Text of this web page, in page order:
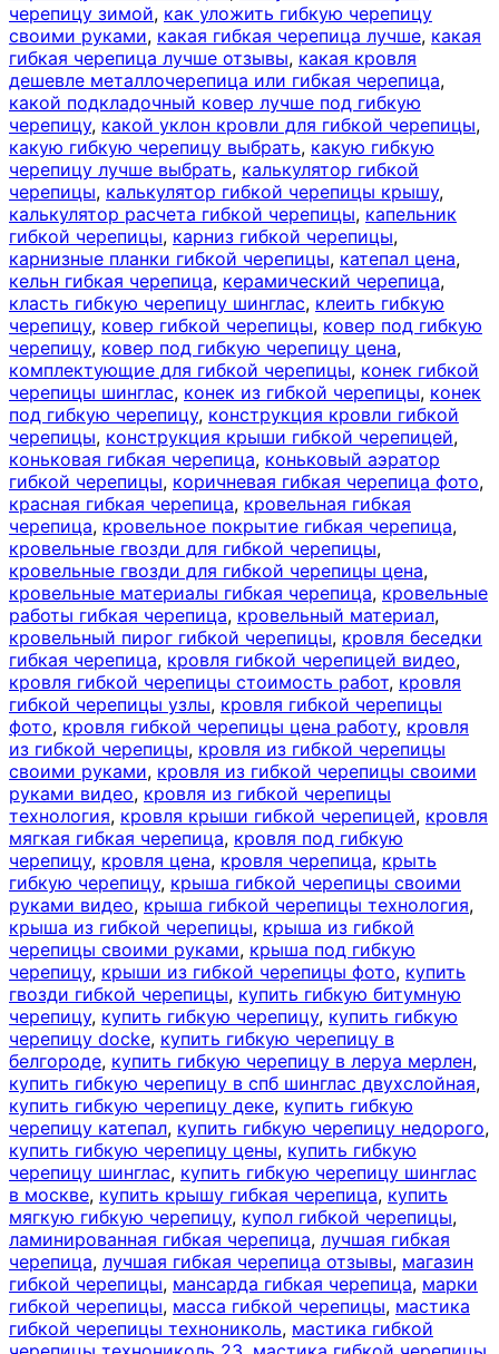
черепицу зимой, как уложить гибкую черепицу
своими руками, какая гибкая черепица лучше, какая
гибкая черепица лучше отзывы, какая кровля
дешевле металлочерепица или гибкая черепица,
какой подкладочный ковер лучше под гибкую
черепицу, какой уклон кровли для гибкой черепицы,
какую гибкую черепицу выбрать, какую гибкую
черепицу лучше выбрать, калькулятор гибкой
черепицы, калькулятор гибкой черепицы крышу,
калькулятор расчета гибкой черепицы, капельник
гибкой черепицы, карниз гибкой черепицы,
карнизные планки гибкой черепицы, катепал цена,
кельн гибкая черепица, керамический черепица,
класть гибкую черепицу шинглас, клеить гибкую
черепицу, ковер гибкой черепицы, ковер под гибкую
черепицу, ковер под гибкую черепицу цена,
комплектующие для гибкой черепицы, конек гибкой
черепицы шинглас, конек из гибкой черепицы, конек
под гибкую черепицу, конструкция кровли гибкой
черепицы, конструкция крыши гибкой черепицей,
коньковая гибкая черепица, коньковый аэратор
гибкой черепицы, коричневая гибкая черепица фото,
красная гибкая черепица, кровельная гибкая
черепица, кровельное покрытие гибкая черепица,
кровельные гвозди для гибкой черепицы,
кровельные гвозди для гибкой черепицы цена,
кровельные материалы гибкая черепица, кровельные
работы гибкая черепица, кровельный материал,
кровельный пирог гибкой черепицы, кровля беседки
гибкая черепица, кровля гибкой черепицей видео,
кровля гибкой черепицы стоимость работ, кровля
гибкой черепицы узлы, кровля гибкой черепицы
фото, кровля гибкой черепицы цена работу, кровля
из гибкой черепицы, кровля из гибкой черепицы
своими руками, кровля из гибкой черепицы своими
руками видео, кровля из гибкой черепицы
технология, кровля крыши гибкой черепицей, кровля
мягкая гибкая черепица, кровля под гибкую
черепицу, кровля цена, кровля черепица, крыть
гибкую черепицу, крыша гибкой черепицы своими
руками видео, крыша гибкой черепицы технология,
крыша из гибкой черепицы, крыша из гибкой
черепицы своими руками, крыша под гибкую
черепицу, крыши из гибкой черепицы фото, купить
гвозди гибкой черепицы, купить гибкую битумную
черепицу, купить гибкую черепицу, купить гибкую
черепицу docke, купить гибкую черепицу в
белгороде, купить гибкую черепицу в леруа мерлен,
купить гибкую черепицу в спб шинглас двухслойная,
купить гибкую черепицу деке, купить гибкую
черепицу катепал, купить гибкую черепицу недорого,
купить гибкую черепицу цены, купить гибкую
черепицу шинглас, купить гибкую черепицу шинглас
в москве, купить крышу гибкая черепица, купить
мягкую гибкую черепицу, купол гибкой черепицы,
ламинированная гибкая черепица, лучшая гибкая
черепица, лучшая гибкая черепица отзывы, магазин
гибкой черепицы, мансарда гибкая черепица, марки
гибкой черепицы, масса гибкой черепицы, мастика
гибкой черепицы технониколь, мастика гибкой